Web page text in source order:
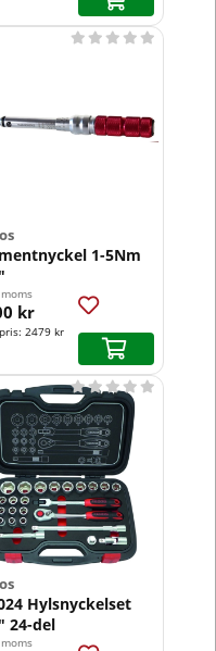
1-5Nm
    
kr
2479 kr
Hylsnyckelset
24-del
   